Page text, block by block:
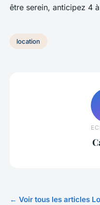
être serein, anticipez 4
location
← Voir tous les articles